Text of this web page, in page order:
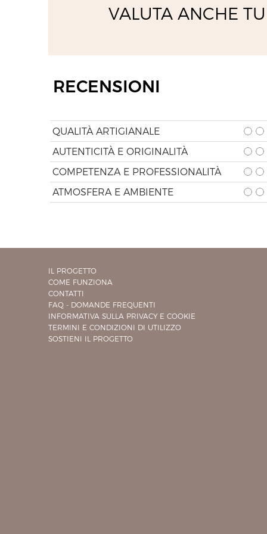
VALUTA ANCHE
RECENSIONI
QUALITÀ ARTIGIANALE
AUTENTICITÀ E ORIGINALITÀ
COMPETENZA E PROFESSIONALITÀ
ATMOSFERA E AMBIENTE
IL PROGETTO
COME FUNZIONA
CONTATTI
FAQ - DOMANDE FREQUENTI
INFORMATIVA SULLA PRIVACY E COOKIE
TERMINI E CONDIZIONI DI UTILIZZO
SOSTIENI IL PROGETTO